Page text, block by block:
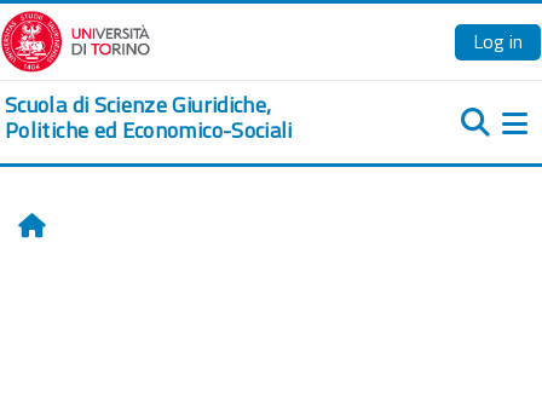
Skip to main content
Log in
Scuola di Scienze Giuridiche,
Politiche ed Economico-Sociali
Home